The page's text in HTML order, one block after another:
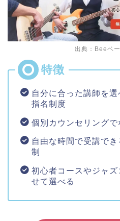
出典：Beeベ
自分に合った講師を
指名制度
個別カウンセリング
自由な時間で受講で
制
初心者コースやジャ
せて選べる